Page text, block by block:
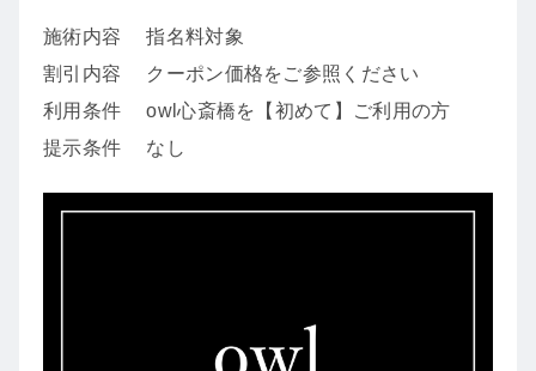
施術内容
指名料対象
割引内容
クーポン価格をご参照ください
利用条件
owl心斎橋を【初めて】ご利用の方
提示条件
なし